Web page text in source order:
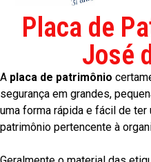
Placa de
José
A placa de patrimônio
segurança em grandes,
uma forma rápida e fácil de
patrimônio pertencente à